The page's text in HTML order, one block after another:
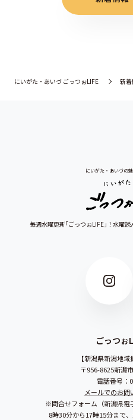
にいがた・あいづ ごっつぉLIFE 新
にいがた・あいづの
毎週水曜更新｢ごっつぉLIFE｣！水曜読
ごっつぉ
新潟県新潟地域
〒956-8625新潟
電話番号：
メールでのお問
※問合せフォーム（新潟県電
8時30分から17時15分まで